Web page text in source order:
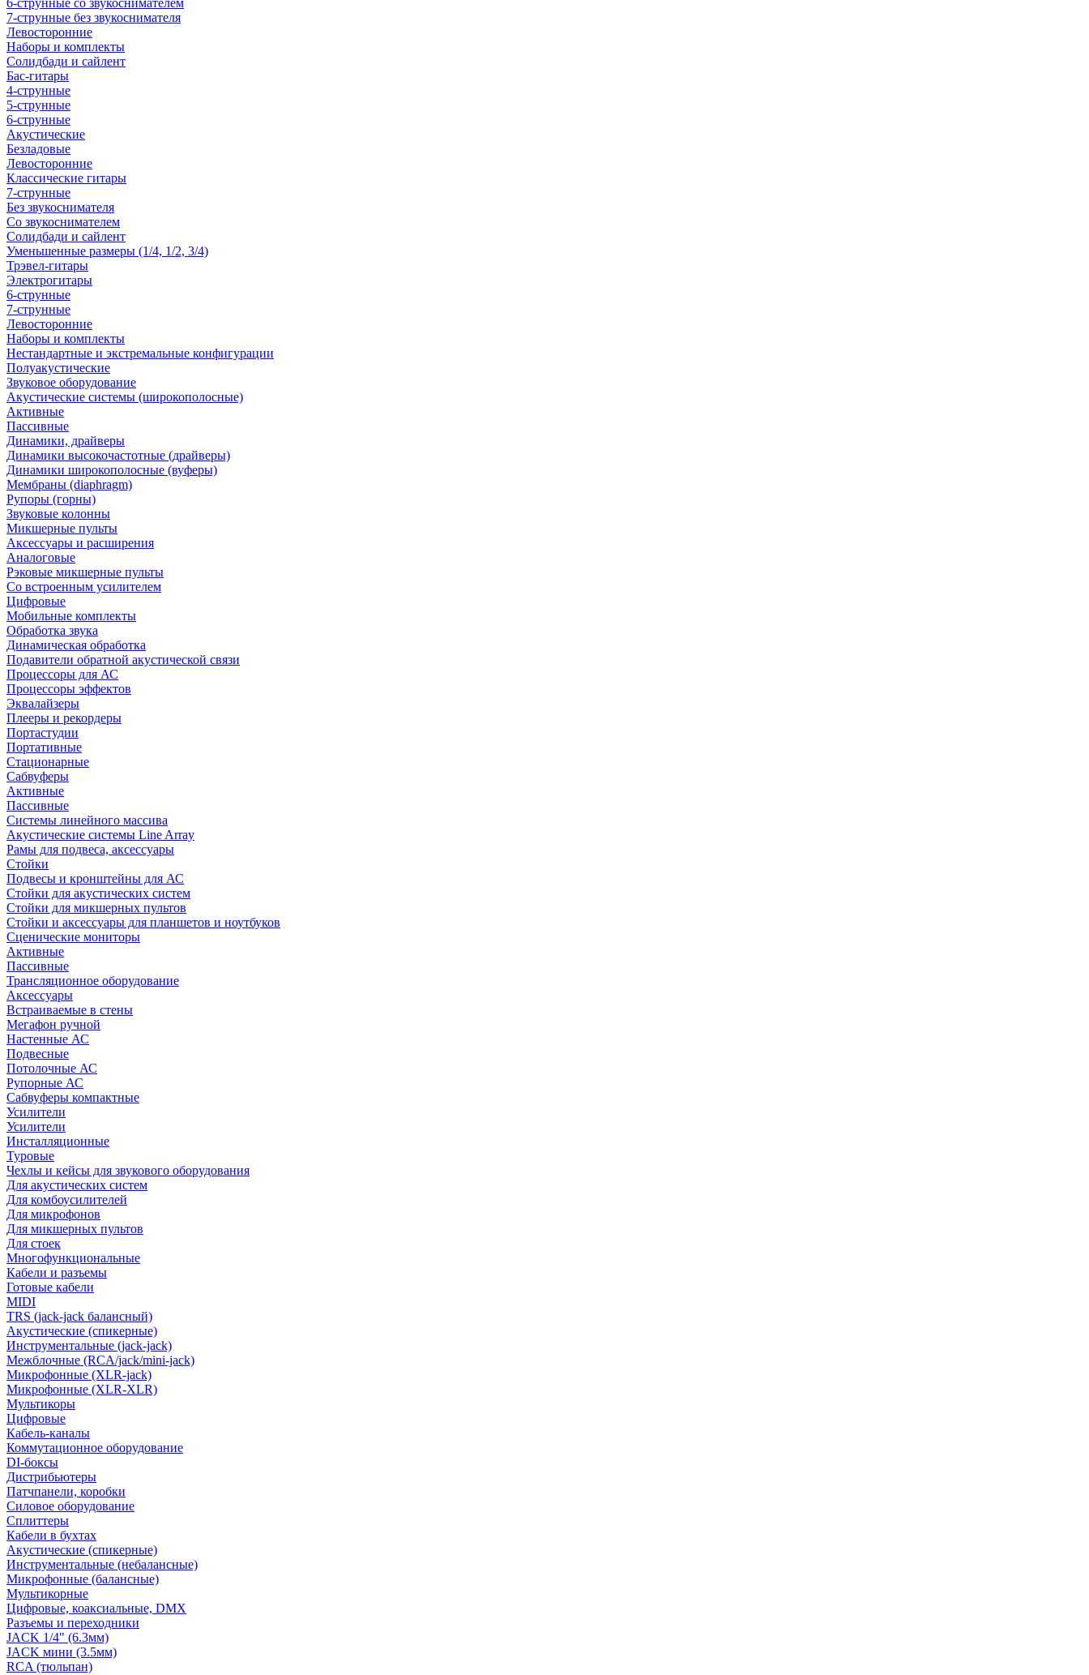
6-струнные со звукоснимателем
7-струнные без звукоснимателя
Левосторонние
Наборы и комплекты
Солидбади и сайлент
Бас-гитары
4-струнные
5-струнные
6-струнные
Акустические
Безладовые
Левосторонние
Классические гитары
7-струнные
Без звукоснимателя
Со звукоснимателем
Солидбади и сайлент
Уменьшенные размеры (1/4, 1/2, 3/4)
Трэвел-гитары
Электрогитары
6-струнные
7-струнные
Левосторонние
Наборы и комплекты
Нестандартные и экстремальные конфигурации
Полуакустические
Звуковое оборудование
Акустические системы (широкополосные)
Активные
Пассивные
Динамики, драйверы
Динамики высокочастотные (драйверы)
Динамики широкополосные (вуферы)
Мембраны (diaphragm)
Рупоры (горны)
Звуковые колонны
Микшерные пульты
Аксессуары и расширения
Аналоговые
Рэковые микшерные пульты
Со встроенным усилителем
Цифровые
Мобильные комплекты
Обработка звука
Динамическая обработка
Подавители обратной акустической связи
Процессоры для АС
Процессоры эффектов
Эквалайзеры
Плееры и рекордеры
Портастудии
Портативные
Стационарные
Сабвуферы
Активные
Пассивные
Системы линейного массива
Акустические системы Line Array
Рамы для подвеса, аксессуары
Стойки
Подвесы и кронштейны для АС
Стойки для акустических систем
Стойки для микшерных пультов
Стойки и аксессуары для планшетов и ноутбуков
Сценические мониторы
Активные
Пассивные
Трансляционное оборудование
Аксессуары
Встраиваемые в стены
Мегафон ручной
Настенные АС
Подвесные
Потолочные АС
Рупорные АС
Сабвуферы компактные
Усилители
Усилители
Инсталляционные
Туровые
Чехлы и кейсы для звукового оборудования
Для акустических систем
Для комбоусилителей
Для микрофонов
Для микшерных пультов
Для стоек
Многофункциональные
Кабели и разъемы
Готовые кабели
MIDI
TRS (jack-jack балансный)
Акустические (спикерные)
Инструментальные (jack-jack)
Межблочные (RCA/jack/mini-jack)
Микрофонные (XLR-jack)
Микрофонные (XLR-XLR)
Мультикоры
Цифровые
Кабель-каналы
Коммутационное оборудование
DI-боксы
Дистрибьютеры
Патчпанели, коробки
Силовое оборудование
Сплиттеры
Кабели в бухтах
Акустические (спикерные)
Инструментальные (небалансные)
Микрофонные (балансные)
Мультикорные
Цифровые, коаксиальные, DMX
Разъемы и переходники
JACK 1/4" (6.3мм)
JACK мини (3.5мм)
RCA (тюльпан)